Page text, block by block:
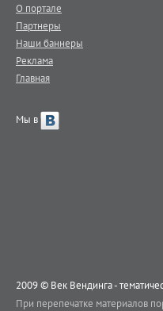
О портале
Партнеры
Наши баннеры
Реклама
Главная
Мы в
2009 © Век Вендинга -
При перепечатке материалов